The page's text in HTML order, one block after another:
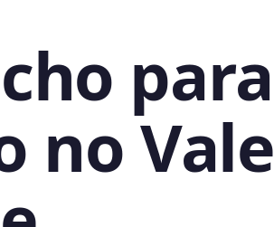
para
no Vale